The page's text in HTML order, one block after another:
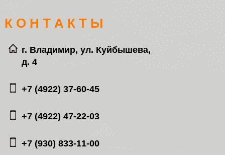
К О Н Т А К Т Ы
г. Владимир, ул. Куйбышева,
д. 4
+7 (4922) 37-60-45
+7 (4922) 47-22-03
+7 (930) 833-11-00